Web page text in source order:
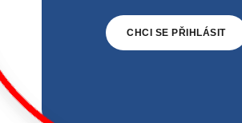
CHCI SE PŘIHLÁSIT